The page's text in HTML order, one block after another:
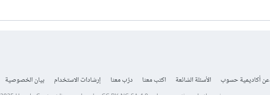
عن أكاديمية حسوب الأسئلة الشائعة اكتب معنا درّب معنا إرشادات الاستخدام بيان الخصوصية